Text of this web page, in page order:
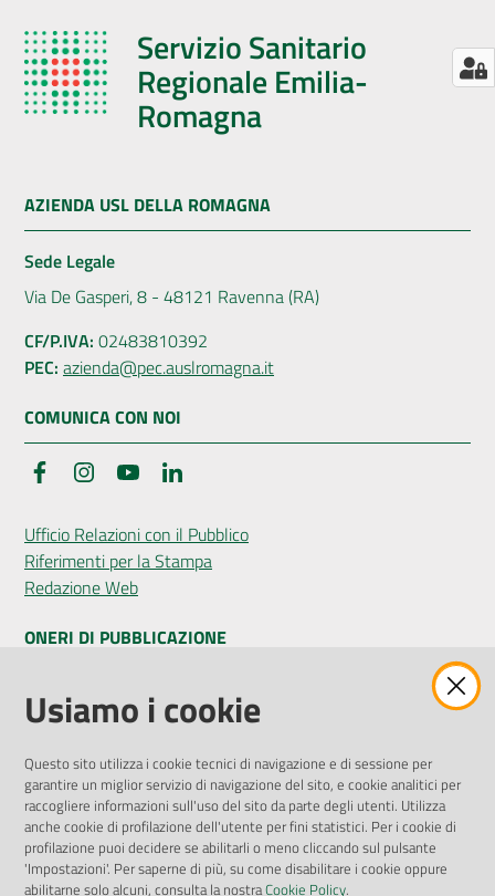
Servizio Sanitario
Regionale Emilia-
Romagna
AZIENDA USL DELLA ROMAGNA
Sede Legale
Via De Gasperi, 8 - 48121 Ravenna (RA)
CF/P.IVA: 02483810392
PEC: azienda@pec.auslromagna.it
COMUNICA CON NOI
FacebookInstagramYouTube
Ufficio Relazioni con il Pubblico
Riferimenti per la Stampa
Redazione Web
ONERI DI PUBBLICAZIONE
Amministrazione Trasparente
Pubblicità legale
Privacy Policy
Attuazione Misure PNRR
Liste di Attesa
ENTI, IMPRESE E PARTNER
Usiamo i cookie
Questo sito utilizza i cookie tecnici di navigazione e di sessione per
garantire un miglior servizio di navigazione del sito, e cookie analitici per
raccogliere informazioni sull'uso del sito da parte degli utenti. Utilizza
anche cookie di profilazione dell'utente per fini statistici. Per i cookie di
profilazione puoi decidere se abilitarli o meno cliccando sul pulsante
'Impostazioni'. Per saperne di più, su come disabilitare i cookie oppure
abilitarne solo alcuni, consulta la nostraCookie Policy.